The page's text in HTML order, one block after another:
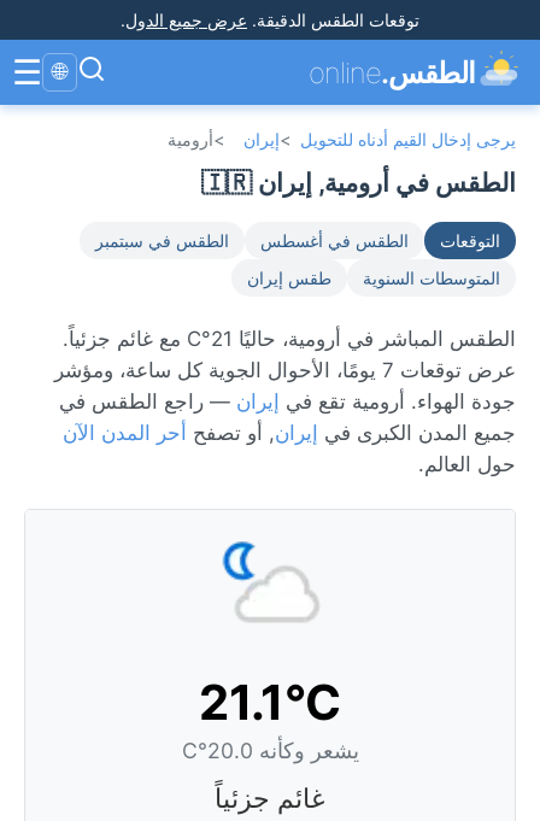
توقعات الطقس الدقيقة. عرض جميع الدول.
الطقس.online
🌐
☰
يرجى إدخال القيم أدناه للتحويل >إيران >أرومية
الطقس في أرومية, إيران 🇮🇷
التوقعات الطقس في أغسطس
الطقس في سبتمبر
المتوسطات السنوية
طقس إيران
الطقس المباشر في أرومية، حاليًا 21°C مع غائم جزئياً.
عرض توقعات 7 يومًا، الأحوال الجوية كل ساعة، ومؤشر
جودة الهواء. أرومية تقع في إيران — راجع الطقس في
جميع المدن الكبرى في إيران, أو تصفح أحر المدن الآن
حول العالم.
21.1°C
يشعر وكأنه 20.0°C
غائم جزئياً